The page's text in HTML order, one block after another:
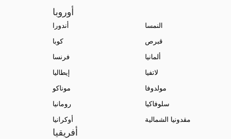
أوروبا
أندورا النمسا
كوبا
قبرص
فرنسا
ألمانيا
إيطاليا
لاتفيا
موناكو
مولدوفا
رومانيا
سلوفاكيا
أوكرانيا
مقدونيا الشمالية
أفريقيا